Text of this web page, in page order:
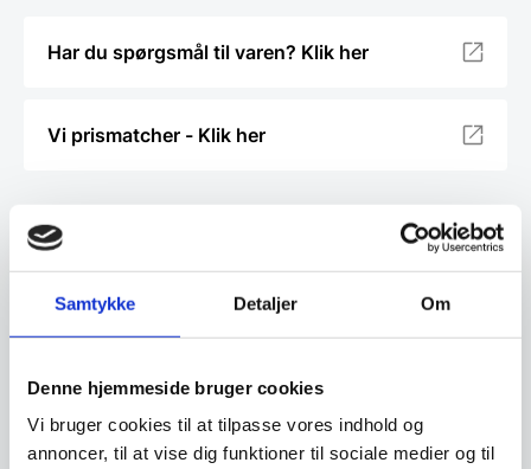
Samtykke Detaljer Om
Denne hjemmeside bruger cookies
Vi bruger cookies til at tilpasse vores indhold og
annoncer, til at vise dig funktioner til sociale medier og til
Har du spørgsmål til varen? Klik her
Vi prismatcher - Klik her
Relaterede varer
SPAR 2% SPAR 25%